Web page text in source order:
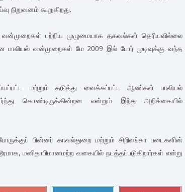
கூறுகிறது.
வன்முறைகள் பற்றிய முழுமையாக தகவல்கள் தெரியவில்லை
பாலியல் வன்முறைகள் மே 2009 இல் போர் முடிவுக்கு வந்த
மற்றும் தடுத்து வைக்கப்பட்ட ஆண்கள் பாலியல்
கொண்டிருக்கின்றன என்றும் இந்த அறிக்கையில்
பின்னர் காவல்துறை மற்றும் சிறிலங்கா படைகளின்
மனிதாபிமானமற்ற வகையில் நடத்தப்படுகிறார்கள் என்று